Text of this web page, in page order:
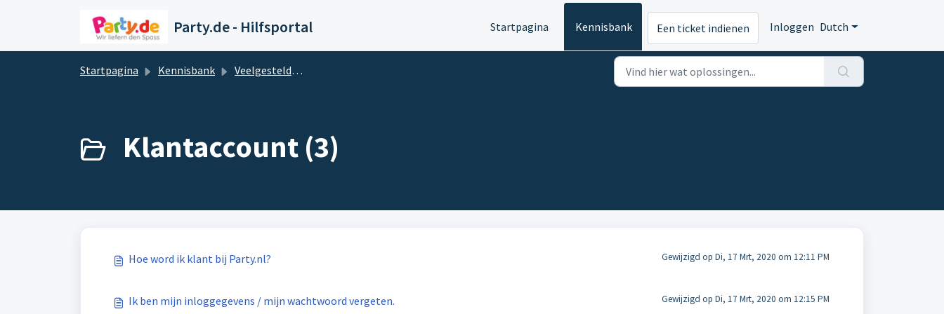
Party.de - Hilfsportal Startpagina Kennisbank Een ticket indienen Inloggen Dutch
Startpagina Kennisbank Veelgestelde vragen en antwoorden
Klantaccount (3)
Hoe word ik klant bij Party.nl? Gewijzigd op Di, 17 Mrt, 2020 om 12:11 PM
Ik ben mijn inloggegevens / mijn wachtwoord vergeten. Gewijzigd op Di, 17 Mrt, 2020 om 12:15 PM